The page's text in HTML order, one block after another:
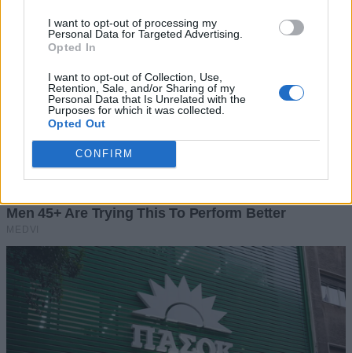
I want to opt-out of processing my
Personal Data for Targeted Advertising.
Opted In
I want to opt-out of Collection, Use,
Retention, Sale, and/or Sharing of my
Personal Data that Is Unrelated with the
Purposes for which it was collected.
Opted Out
CONFIRM